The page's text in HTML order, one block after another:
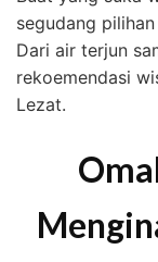
segudang
Dari air terjun
rekoemendasi
Lezat.